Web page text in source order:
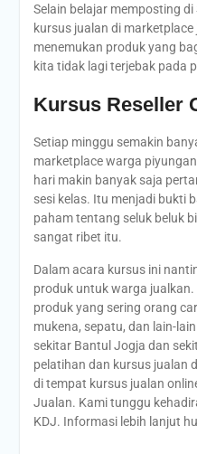
Selain belajar memposting
kursus jualan di
menemukan produk yang
kita tidak lagi terjebak pada
Kursus Reseller
Setiap minggu semakin
marketplace warga
hari makin banyak saja
sesi kelas. Itu menjadi bukti
paham tentang seluk beluk
sangat ribet itu.
Dalam acara kursus ini
produk untuk warga
produk yang sering orang
mukena, sepatu, dan lain-
sekitar Bantul Jogja dan
pelatihan dan kursus jualan
di tempat kursus jualan
Jualan. Kami tunggu
KDJ. Informasi lebih lanjut